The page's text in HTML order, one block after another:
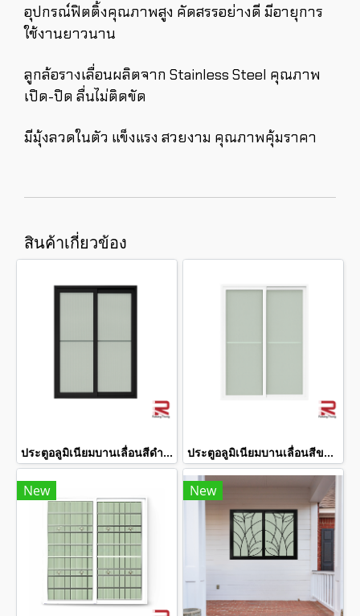
อุปกรณ์ฟิตติ้งคุณภาพสูง คัดสรรอย่างดี มีอายุการ
ใช้งานยาวนาน
ลูกล้อรางเลื่อนผลิตจาก Stainless Steel คุณภาพ
เปิด-ปิด ลื่นไม่ติดขัด
มีมุ้งลวดในตัว แข็งแรง สวยงาม คุณภาพคุ้มราคา
สินค้าเกี่ยวข้อง
ประตูอลูมิเนียมบานเลื่อนสีดำ winking ประตูอลูมิเนียมบานเลื่อนสีขาว winking
New New